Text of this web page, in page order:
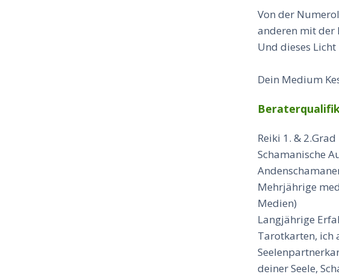
Von der
anderen mit der
Und dieses
Dein Medium
Reiki 1. & 2.Grad
Schamanische
Mehrjährige
Medien)
Langjährige
Tarotkarten, ich
deiner Seele,